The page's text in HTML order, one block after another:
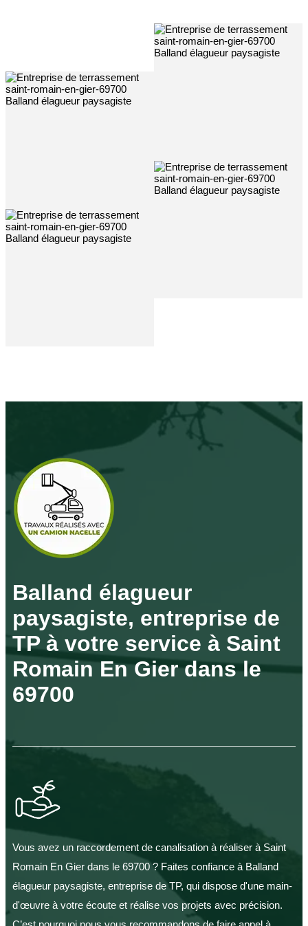
Balland élagueur
paysagiste, entreprise de
TP à votre service à Saint
Romain En Gier dans le
69700
Vous avez un raccordement de canalisation à réaliser à Saint
Romain En Gier dans le 69700 ? Faites confiance à Balland
élagueur paysagiste, entreprise de TP, qui dispose d'une main-
d'œuvre à votre écoute et réalise vos projets avec précision.